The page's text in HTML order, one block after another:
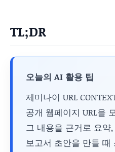
TL;DR
오늘의 AI 활용 팁
제미나이 URL
공개 웹페이지 URL을
그 내용을 근거로 요약
보고서 초안을 만들 때